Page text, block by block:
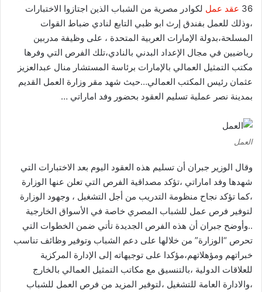
36 عقد عمل لكوادر مصرية من الشباب الذين اجتازوا الاختبارات
،وذلك للعمل بفندق إرث ابو ظبي التابع لنادي ضباط القوات
المسلحة،بدولة الإمارات العربية المتحدة ، على وظيفة مدربين
رياضيين في مجال الإعداد البدني بالنادي،تلك الفرص التي وفرها
مكتب التمثيل العمالي بالإمارات برئاسة المستشار منال عبدالعزيز
عثمان رئيس المكتب العمالي…حيث شهد مقر وزارة العمل القديم
بمدينة نصر عملية تسليم العقود بحضور وفد اماراتي …
العمل
وقال الوزير جبران أن تسليم هذه العقود اليوم بعد الاختبارات التي
شهدها وفد اماراتي ،تؤكد مصداقية الفرص التي تعلن عنها الوزارة
،كما تؤكد نجاح منظومة التدريب من أجل التشغيل ، وجهود الوزارة
لتوفير فرص عمل للشباب المصري خاصة في الأسواق الخارجية
..وأوضح جبران أن هذه الفرص الجديدة تأتي ضمن الخطوات التي
تحرص “الوزارة” من خلالها على دعم الشباب وتوفير وظائف تناسب
خبراتهم ومؤهلاتهم،مؤكدا على توجيهاته إلى الإدارة المركزية
للعلاقات الدولية ،بالتنسيق مع مكاتب التمثيل العمالي بالخارج
،والادارة العامة للتشغيل ،لتوفير المزيد من فرص العمل للشباب